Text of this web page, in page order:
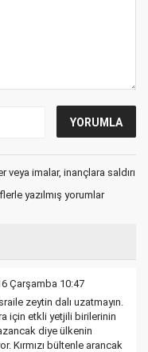
imalar, inançlara saldırı
yazılmış yorumlar
Çarşamba 10:47
zeytin dalı uzatmayın.
için etkli yetjili birilerinin
diye ülkenin
Kırmızı bültenle arancak